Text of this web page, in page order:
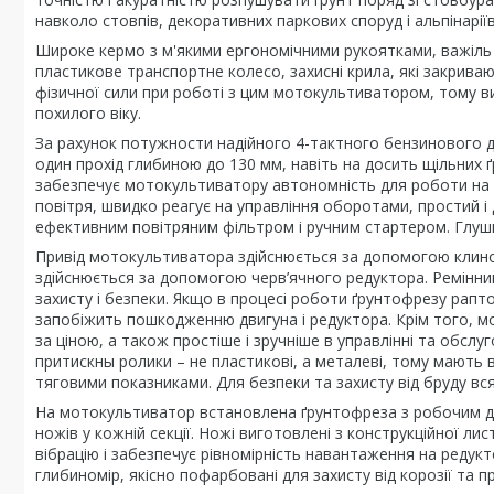
навколо стовпів, декоративних паркових споруд і
Широке кермо з м'якими ергономічними рукоятками,
пластикове транспортне колесо, захисні крила, які
фізичної сили при роботі з цим мотокультиватором, тому
похилого віку.
За рахунок потужности надійного 4-тактного бензинового
один прохід глибиною до 130 мм, навіть на досить щільних
забезпечує мотокультиватору автономність для роботи на
повітря, швидко реагує на управління оборотами, простий
ефективним повітряним фільтром і ручним стартером.
Привід мотокультиватора здійснюється за допомогою
здійснюється за допомогою черв’ячного редуктора.
захисту і безпеки. Якщо в процесі роботи ґрунтофрезу
запобіжить пошкодженню двигуна і редуктора. Крім
за ціною, а також простіше і зручніше в управлінні та
притискны ролики – не пластикові, а металеві, тому
тяговими показниками. Для безпеки та захисту від бруду
На мотокультиватор встановлена ґрунтофреза з робочим
ножів у кожній секції. Ножі виготовлені з конструкційної
вібрацію і забезпечує рівномірність навантаження на
глибиномір, якісно пофарбовані для захисту від корозії та